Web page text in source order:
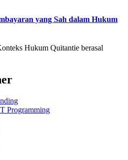
yang Sah dalam Hukum
Hukum Quitantie berasal
Programming